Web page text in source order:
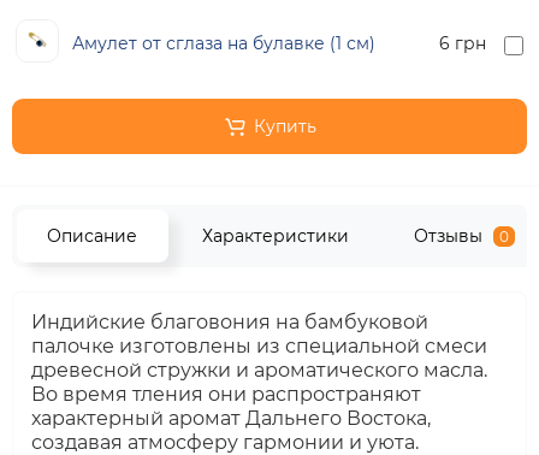
Амулет от сглаза на булавке (1 см) 6 грн
Купить
Описание Характеристики Отзывы 0
Индийские благовония на бамбуковой
палочке изготовлены из специальной смеси
древесной стружки и ароматического масла.
Во время тления они распространяют
характерный аромат Дальнего Востока,
создавая атмосферу гармонии и уюта.